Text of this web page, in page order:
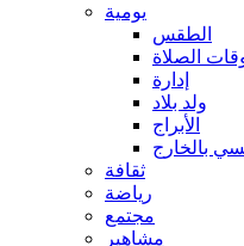
يومية
الطقس
الصلاة
إدارة
ولد بلاد
الأبراج
بالخارج
ثقافة
رياضة
مجتمع
مشاهير